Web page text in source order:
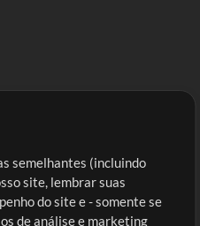
Entre
Cadastre-se
semelhantes (incluindo
site, lembrar suas
do site e - somente se
de análise e marketing